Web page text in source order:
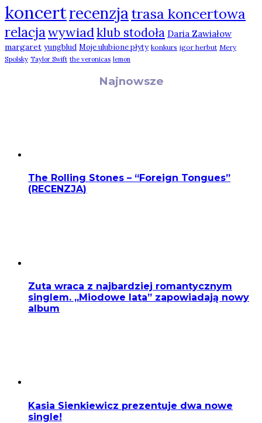
koncertrecenzjatrasa koncertowa
relacja wywiadklub stodoła Daria Zawiałow
margaret yungblud Moje ulubione płyty konkurs igor herbut Mery
Spolsky Taylor Swift the veronicas lemon
Najnowsze
The Rolling Stones – “Foreign Tongues”
(RECENZJA)
Zuta wraca z najbardziej romantycznym
singlem. „Miodowe lata” zapowiadają nowy
album
Kasia Sienkiewicz prezentuje dwa nowe
single!